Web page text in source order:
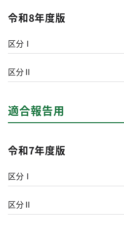
令和8年度版
区分Ⅰ
区分Ⅱ
適合報告用
令和7年度版
区分Ⅰ
区分Ⅱ